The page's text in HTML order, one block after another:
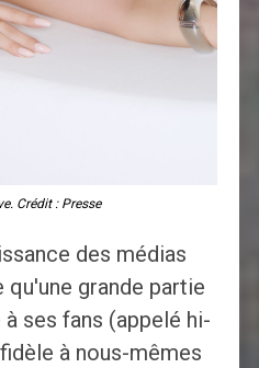
Crédit : Presse
des médias
grande partie
ses fans (appelé hi-
à nous-mêmes